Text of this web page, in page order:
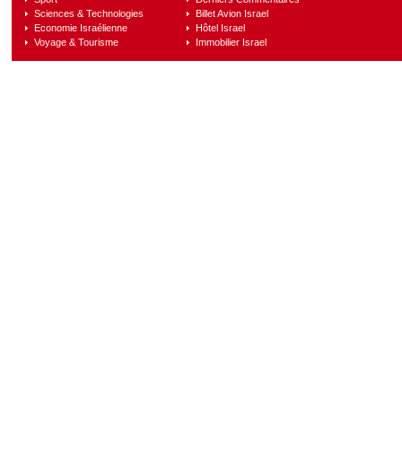
Sciences & Technologies
Economie Israélienne
Voyage & Tourisme
Billet Avion Israel
Hôtel Israel
Immobilier Israel